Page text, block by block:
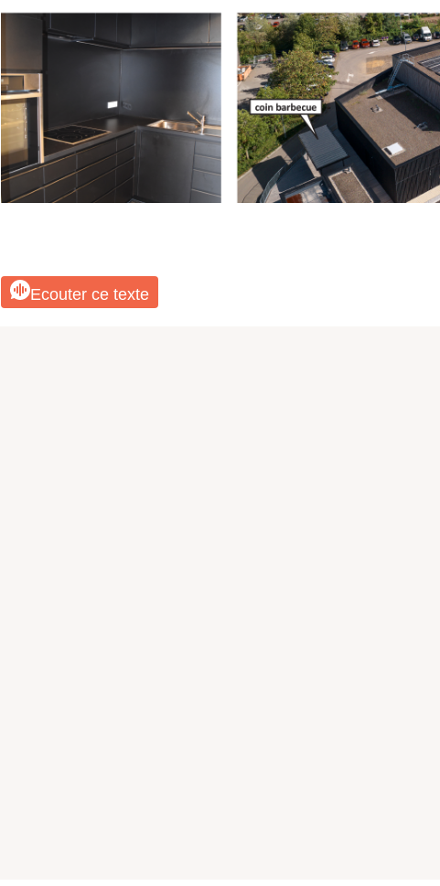
Ecouter ce texte